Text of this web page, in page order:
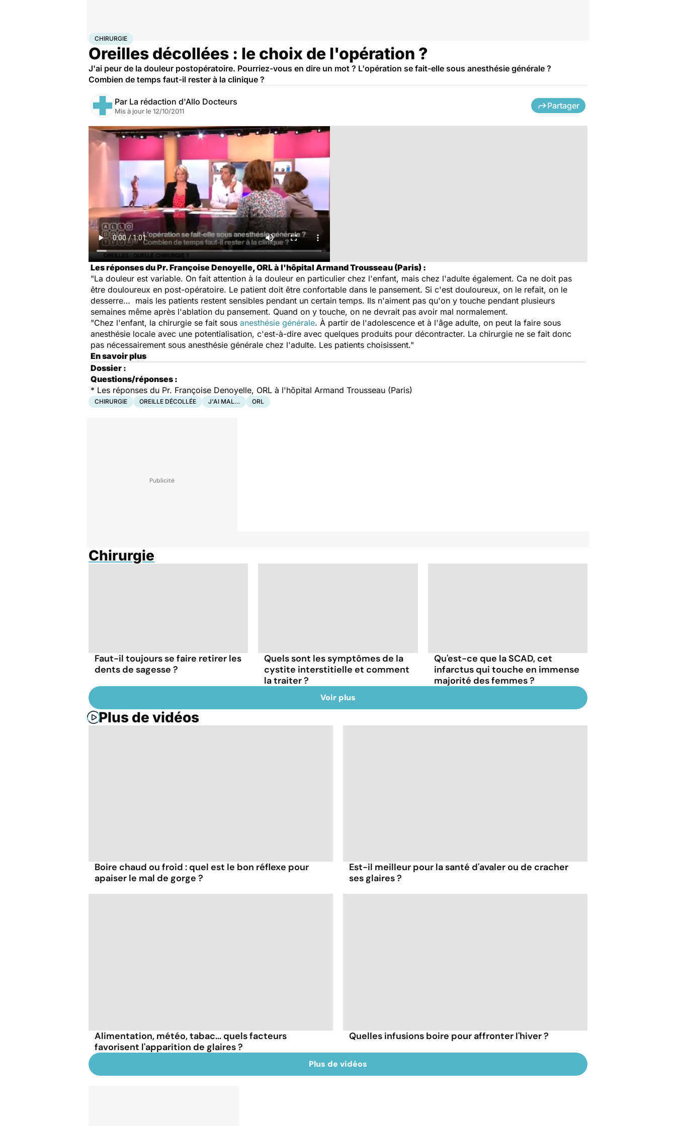
AccueilSantéMaladies
CHIRURGIE
Oreilles décollées : le choix de l'opération ?
J'ai peur de la douleur postopératoire. Pourriez-vous en dire un mot ? L'opération se fait-elle sous anesthésie générale ?
Combien de temps faut-il rester à la clinique ?
Par La rédaction d'Allo Docteurs
Mis à jour le 12/10/2011
Partager
Les réponses du Pr. Françoise Denoyelle, ORL à l'hôpital Armand Trousseau (Paris) :
"La douleur est variable. On fait attention à la douleur en particulier chez l'enfant, mais chez l'adulte également. Ca ne doit pas
être douloureux en post-opératoire. Le patient doit être confortable dans le pansement. Si c'est douloureux, on le refait, on le
desserre… mais les patients restent sensibles pendant un certain temps. Ils n'aiment pas qu'on y touche pendant plusieurs
semaines même après l'ablation du pansement. Quand on y touche, on ne devrait pas avoir mal normalement.
"Chez l'enfant, la chirurgie se fait sous anesthésie générale. À partir de l'adolescence et à l'âge adulte, on peut la faire sous
anesthésie locale avec une potentialisation, c'est-à-dire avec quelques produits pour décontracter. La chirurgie ne se fait donc
pas nécessairement sous anesthésie générale chez l'adulte. Les patients choisissent."
En savoir plus
Dossier :
Questions/réponses :
* Les réponses du Pr. Françoise Denoyelle, ORL à l'hôpital Armand Trousseau (Paris)
CHIRURGIE OREILLE DÉCOLLÉE J'AI MAL… ORL
Chirurgie
Faut-il toujours se faire retirer les
dents de sagesse ?
Quels sont les symptômes de la
cystite interstitielle et comment
la traiter ?
Qu'est-ce que la SCAD, cet
infarctus qui touche en immense
majorité des femmes ?
Voir plus
Plus de vidéos
Boire chaud ou froid : quel est le bon réflexe pour
apaiser le mal de gorge ?
Est-il meilleur pour la santé d'avaler ou de cracher
ses glaires ?
Alimentation, météo, tabac... quels facteurs
favorisent l'apparition de glaires ?
Quelles infusions boire pour affronter l'hiver ?
Plus de vidéos